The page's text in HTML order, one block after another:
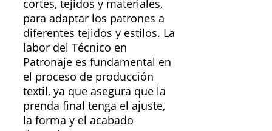
cortes, tejidos y materiales,
para adaptar los patrones a
diferentes tejidos y estilos. La
labor del Técnico en
Patronaje es fundamental en
el proceso de producción
textil, ya que asegura que la
prenda final tenga el ajuste,
la forma y el acabado